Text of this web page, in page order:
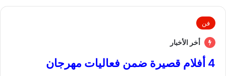
فن
أخر الأخبار
4 أفلام قصيرة ضمن فعاليات مهرجان